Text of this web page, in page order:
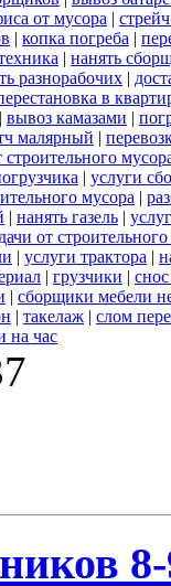
от мусора |
| копка погреба |
| нанять
разнорабочих |
в
| вывоз камазами |
малярный |
строительного
| услуги
мусора |
| нанять газель |
от
| услуги трактора |
| грузчики |
| сборщики мебели
| такелаж | слом
на час